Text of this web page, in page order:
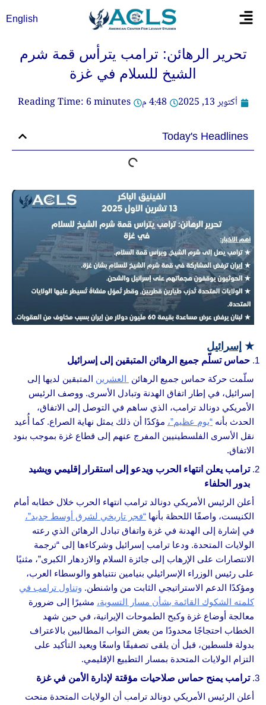
Flyout
English
تحرير الرهائن: ترامب يترأس قمة شرم
الشيخ للسلام في غزة
أكتوبر 13, 2025
4:48 م Reading Time: 6minutes
Today's Headlines
★ إسرائيل
حماس تسلّم جميع الرهائن المتبقين إلى إسرائيل
سلّمت حركة حماس جميع الرهائن العشرين المتبقين لديها إلى
إسرائيل، في إطار اتفاق الهدنة وتبادل الأسرى. ووصف الرئيس
الأمريكي دونالد ترامب، الذي ساهم في التوصل إلى الاتفاق،
الحدث بأنه “يوم عظيم”، مؤكدًا أن ذلك يمثل نهاية الصراع. كما أُعيد
نقل الأسرى الفلسطينيين المفرج عنهم إلى قطاع غزة بموجب بنود
الاتفاق.
ترامب يعلن انتهاء الحرب ويدعو إلى استقرار إقليمي ويشيد
بدور الحلفاء
أعلن الرئيس الأمريكي دونالد ترامب انتهاء الحرب خلال خطابه أمام
الكنيست، واصفًا اللحظة بأنها “فجر تاريخي لشرق أوسط جديد”،
في إشارة إلى الهدنة في غزة واتفاق تبادل الرهائن الذي رعته
الولايات المتحدة. ودعا ترامب إسرائيل وشركاءها إلى “ترجمة
الانتصارات على الإرهاب إلى جائزة السلام والازدهار الكبرى”، مثنيًا
على رئيس الوزراء الإسرائيلي بنيامين نتنياهو والوسطاء العرب،
ومؤكدًا الدعم الاستراتيجي الثابت من واشنطن. وتناول ترامب في
كلمته الشكوك القائمة بشأن مسار التسوية، مشيرًا إلى ضرورة
معالجة أوضاع غزة وكبح الطموحات الإيرانية، في حين شهد
الخطاب احتجاجًا محدودًا من بعض النواب المطالبين بالاعتراف
بدولة فلسطين، قبل أن يلقى تصفيقًا واسعًا ويعيد التأكيد على
التزام الولايات المتحدة بمسار التطبيع الإقليمي.
ترامب يمنح حماس صلاحيات مؤقتة لإدارة الأمن في غزة
أعلن الرئيس الأمريكي دونالد ترامب أن الولايات المتحدة منحت